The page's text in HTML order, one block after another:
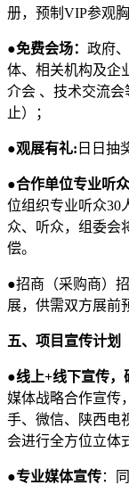
册，预制VIP参观
●免费会场： 政府
体、相关机构及企
介会 、技术交流
止）；
●观展有礼: 日日抽
●合作单位专业听
位组织专业听众30
众、听众，组委会
偿。
●招商（采购商）
展，供需双方展前
五、项目宣传计划
●线上+线下宣传，
媒体战略合作宣传
手、微信、陕西电
会进行全方位立体
●专业媒体宣传：